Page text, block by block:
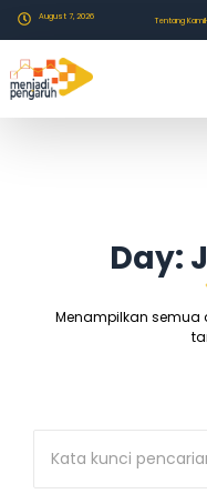
August 7, 2026 Tentang Kami
Day:
Menampilkan semua